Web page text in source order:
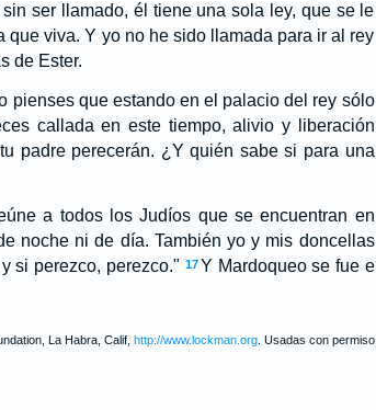
ser llamado, él tiene una sola ley, que se le
viva. Y yo no he sido llamada para ir al rey
de Ester.
pienses que estando en el palacio del rey sólo
callada en este tiempo, alivio y liberación
padre perecerán. ¿Y quién sabe si para una
a todos los Judíos que se encuentran en
noche ni de día. También yo y mis doncellas
si perezco, perezco." 17Y Mardoqueo se fue e
La Habra, Calif, http://www.lockman.org. Usadas con permiso.